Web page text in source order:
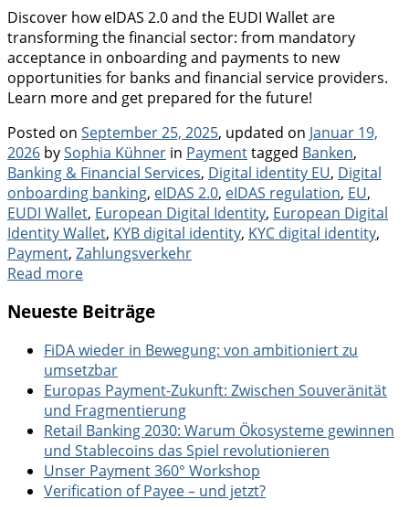
Discover how eIDAS 2.0 and the EUDI Wallet are
transforming the financial sector: from mandatory
acceptance in onboarding and payments to new
opportunities for banks and financial service providers.
Learn more and get prepared for the future!
Posted on September 25, 2025, updated on Januar 19,
2026 bySophia Kühner in Categories
Paymenttagged Tags
Banken,
Banking & Financial Services, Digital identity EU, Digital
onboarding banking, eIDAS 2.0, eIDAS regulation, EU,
EUDI Wallet, European Digital Identity, European Digital
Identity Wallet, KYB digital identity, KYC digital identity,
Payment, Zahlungsverkehr
Read more
Neueste Beiträge
FiDA wieder in Bewegung: von ambitioniert zu
umsetzbar
Europas Payment-Zukunft: Zwischen Souveränität
und Fragmentierung
Retail Banking 2030: Warum Ökosysteme gewinnen
und Stablecoins das Spiel revolutionieren
Unser Payment 360° Workshop
Verification of Payee – und jetzt?